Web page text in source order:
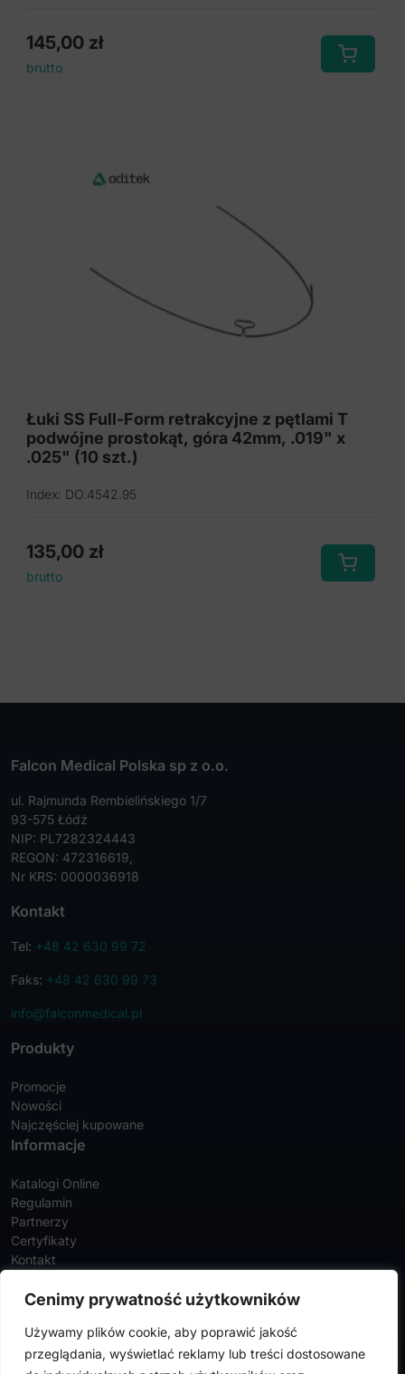
Cenimy prywatność użytkowników
Używamy plików cookie, aby poprawić jakość
przeglądania, wyświetlać reklamy lub treści dostosowane
145,00 zł
brutto
Łuki SS Full-Form retrakcyjne z pętlami T
podwójne prostokąt, góra 42mm, .019" x
.025" (10 szt.)
Index: DO.4542.95
135,00 zł
brutto
Falcon Medical Polska sp z o.o.
ul. Rajmunda Rembielińskiego 1/7
93-575 Łódź
NIP: PL7282324443
REGON: 472316619,
Nr KRS: 0000036918
Kontakt
Tel: +48 42 630 99 72
Faks: +48 42 630 99 73
info@falconmedical.pl
Produkty
Promocje
Nowości
Najczęściej kupowane
Informacje
Katalogi Online
Regulamin
Partnerzy
Certyfikaty
Kontakt
Zamówienia
Adresy